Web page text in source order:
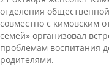
отделения
совместно с кимовским
семей» организовал
проблемам воспитания
родителями.